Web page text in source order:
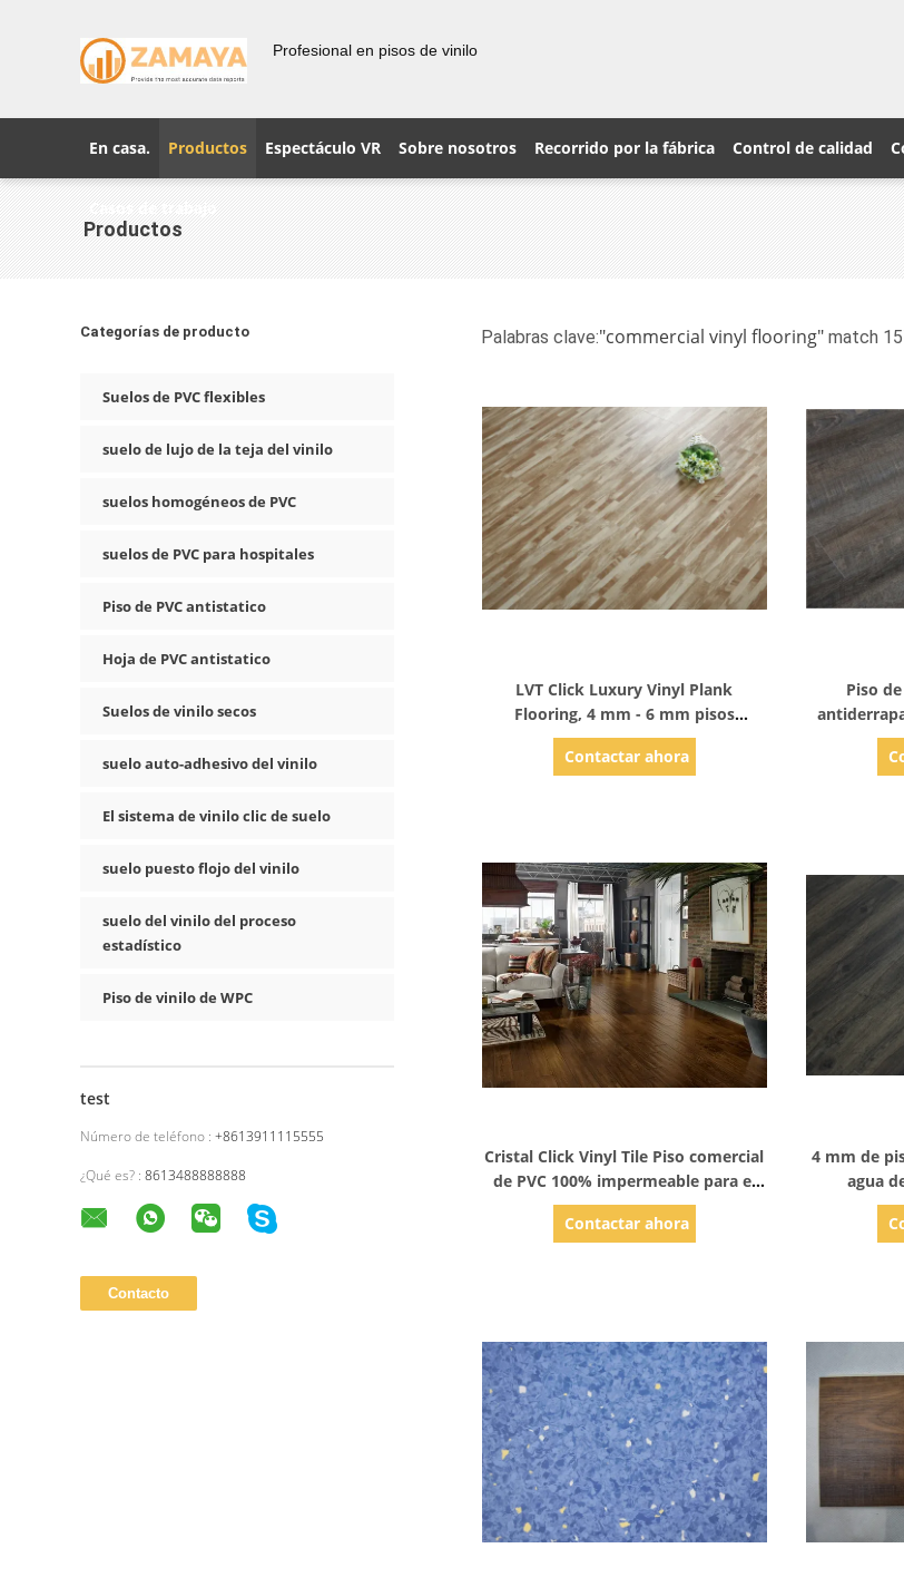
Profesional en pisos de vinilo
En casa. Productos Espectáculo VR Sobre nosotros Recorrido por la fábrica Control de calidad
Casos de trabajo
Productos
Categorías de producto
Suelos de PVC flexibles
suelo de lujo de la teja del vinilo
suelos homogéneos de PVC
suelos de PVC para hospitales
Piso de PVC antistatico
Hoja de PVC antistatico
Suelos de vinilo secos
suelo auto-adhesivo del vinilo
El sistema de vinilo clic de suelo
suelo puesto flojo del vinilo
suelo del vinilo del proceso
estadístico
Piso de vinilo de WPC
test
Número de teléfono : +8613911115555
¿Qué es? : 8613488888888
Palabras clave:"commercial vinyl flooring" match
LVT Click Luxury Vinyl Plank
Flooring, 4 mm - 6 mm pisos
comerciales de vinilo
Contactar ahora
Piso
que
Cristal Click Vinyl Tile Piso comercial
de PVC 100% impermeable para el
medio ambiente
Contactar ahora
4 mm de
agua